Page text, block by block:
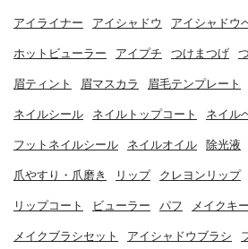
アイライナー アイシャドウ アイシャドウ
ホットビューラー アイプチ つけまつげ
眉ティント 眉マスカラ 眉毛テンプレート
ネイルシール ネイルトップコート ネイル
フットネイルシール ネイルオイル 除光液
爪やすり・爪磨き リップ クレヨンリップ
リップコート ビューラー パフ メイクキ
メイクブラシセット アイシャドウブラシ